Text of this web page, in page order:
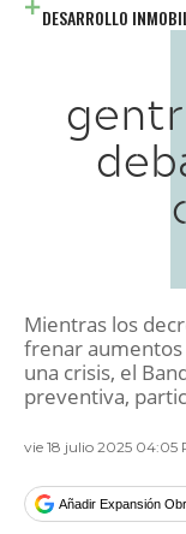
DESARROLLO
Mientras los
frenar
una crisis, el
preventiva,
vie 18 julio 2025 04:05
Añadir Expansión